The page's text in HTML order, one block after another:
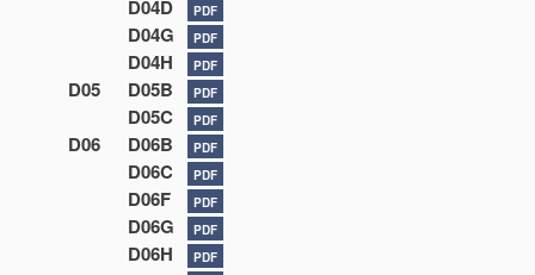
D04D PDF
D04G PDF
D04H PDF
D05 D05B PDF
D05C PDF
D06 D06B PDF
D06C PDF
D06F PDF
D06G PDF
D06H PDF